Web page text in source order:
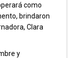
como
brindaron
Clara
y